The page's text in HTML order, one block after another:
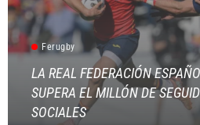
Ferugby
LA REAL FEDERACIÓN
SUPERA EL MILLÓN DE
SOCIALES